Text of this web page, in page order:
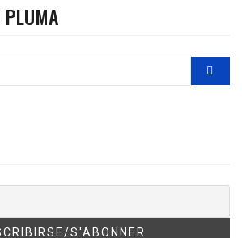
PLUMA